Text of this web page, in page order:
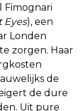
Fimognari
Eyes), een
Londen
zorgen. Haar
de
de dure
Uit pure